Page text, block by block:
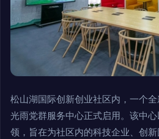
松山湖国际创新创业社区内，一个
光雨党群服务中心正式启用。该中心
领，旨在为社区内的科技企业、创